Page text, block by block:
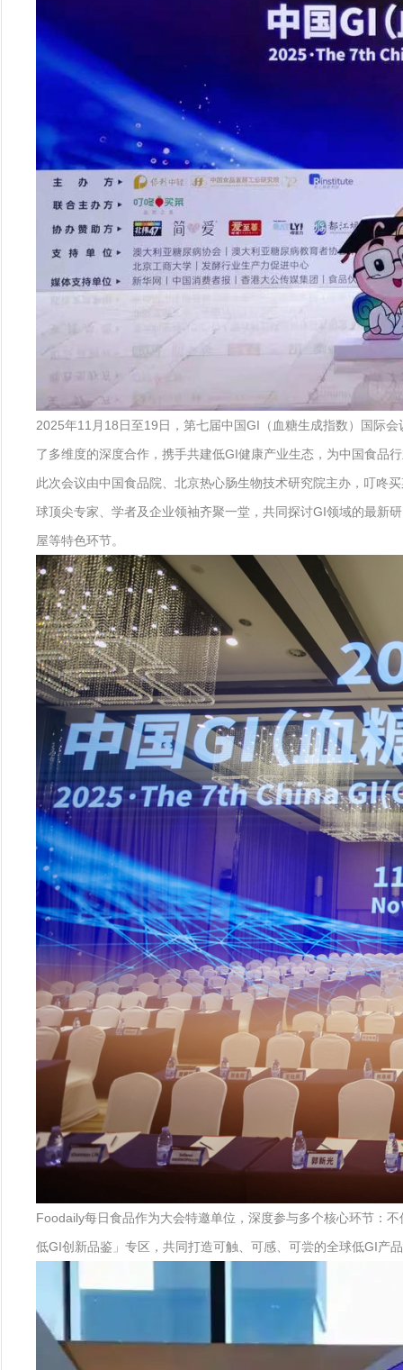
2025年11月18日至19日，第七届中国GI（血糖生成指数）国际
了多维度的深度合作，携手共建低GI健康产业生态，为中国食品
此次会议由中国食品院、北京热心肠生物技术研究院主办，叮咚
球顶尖专家、学者及企业领袖齐聚一堂，共同探讨GI领域的最新
屋等特色环节。
Foodaily每日食品作为大会特邀单位，深度参与多个核心环节：
低GI创新品鉴」专区，共同打造可触、可感、可尝的全球低GI产